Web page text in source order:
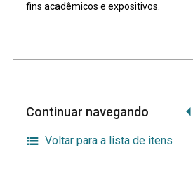
fins acadêmicos e expositivos.
Continuar navegando
Voltar para a lista de itens